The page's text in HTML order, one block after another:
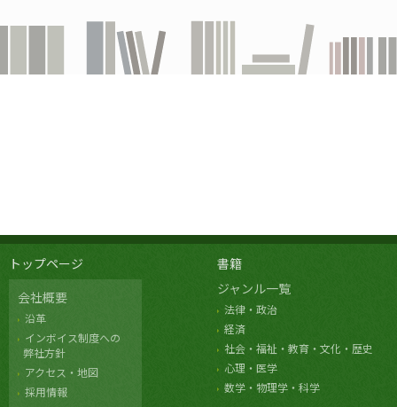
トップページ
会社概要
沿革
インボイス制度への
弊社方針
アクセス・地図
採用情報
書籍
ジャンル一覧
法律・政治
経済
社会・福祉・教育・文化・歴史
心理・医学
数学・物理学・科学